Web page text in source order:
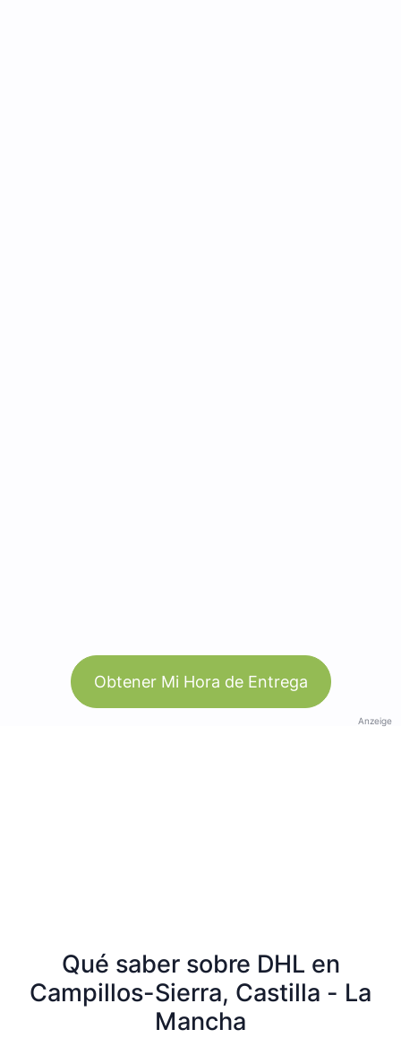
Obtener Mi Hora de Entrega
Anzeige
Qué saber sobre DHL en
Campillos-Sierra, Castilla - La
Mancha